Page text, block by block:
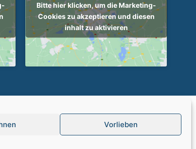
Vorlieben
Bitte hier klicken, um die Marketing-
Cookies zu akzeptieren und diesen
inhalt zu aktivieren